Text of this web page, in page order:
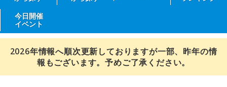
今日開催
イベント
2026年情報へ順次更新しておりますが一部、昨年の情
報もございます。予めご了承ください。